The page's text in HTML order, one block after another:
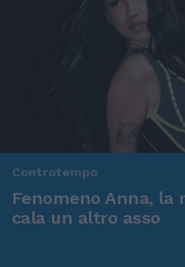
Controtempo
Fenomeno Anna, la
cala un altro asso